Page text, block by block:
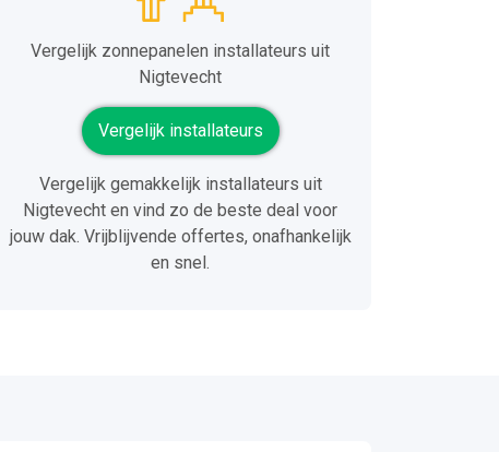
Vergelijk zonnepanelen installateurs uit
Nigtevecht
Vergelijk installateurs
Vergelijk gemakkelijk installateurs uit
Nigtevecht en vind zo de beste deal voor
jouw dak. Vrijblijvende offertes, onafhankelijk
en snel.